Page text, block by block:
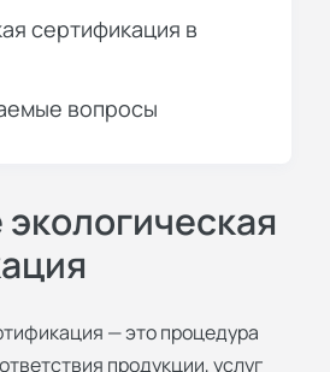
сертификация в
вопросы
— это процедура
продукции, услуг